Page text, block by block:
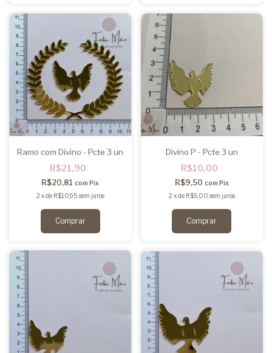
Ramo com Divino - Pcte 3 un
R$21,90
R$20,81com Pix
2 xde R$10,95 sem juros
Divino P - Pcte 3 un
R$10,00
R$9,50 com Pix
2 xde R$5,00 sem juros